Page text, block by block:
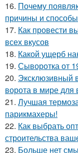
16. Почему
причины и
17. Как провести
всех вкусов
18. Какой ущерб
19. Сыворотка от
20. Эксклюзивный
ворота в мире для
21. Лучшая
парикмахеры!
22. Как выбрать
строительства
23. Больше нет